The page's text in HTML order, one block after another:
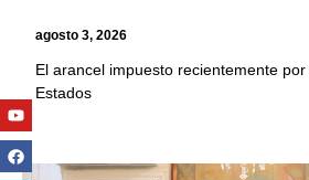
agosto 3, 2026
El arancel impuesto recientemente
Estados
Youtube
Facebook
Twitter
Linkedin
Instagram